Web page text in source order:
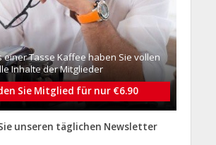
einer Tasse Kaffee haben Sie vollen
Inhalte der Mitglieder
Sie Mitglied für nur €6.90
unseren täglichen Newsletter